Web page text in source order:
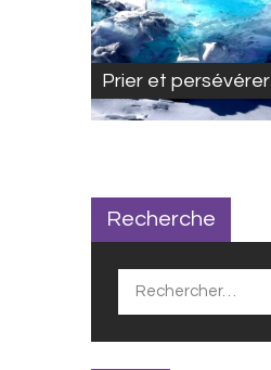
Prier et persévérer
Recherche
Rechercher :